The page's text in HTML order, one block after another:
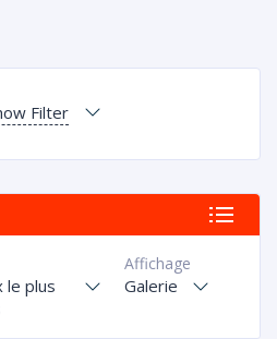
Filter
Affichage
Galerie
le plus